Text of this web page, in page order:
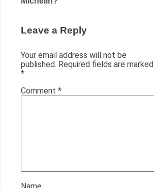
Leave a Reply
Your email address will not be
published. Required fields are marked
*
Comment *